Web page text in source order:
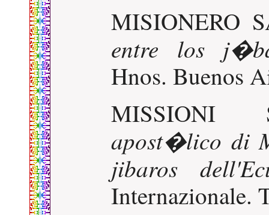
MISIONERO
entre los
Hnos. Buenos
MISSIONI
apost�lico di
jibaros